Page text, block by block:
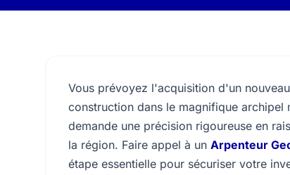
Vous prévoyez l'acquisition d'un nouveau
construction dans le magnifique
demande une précision rigoureuse en
la région. Faire appel à un Arpenteur
étape essentielle pour sécuriser votre